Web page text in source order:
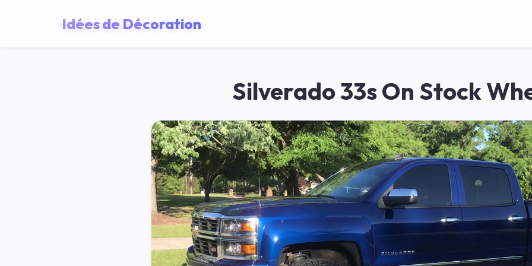
Idées de Décoration
Silverado 33s On Stock